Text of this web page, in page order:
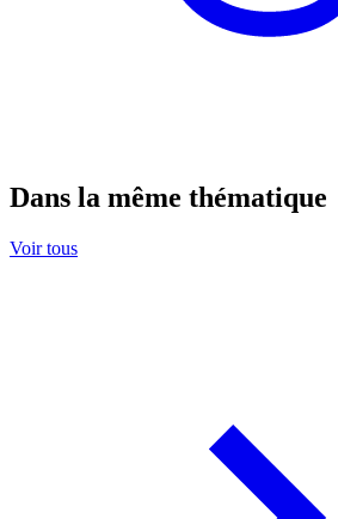
Dans la même thématique
Voir tous